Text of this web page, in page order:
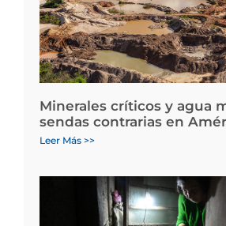
Minerales críticos y agua
sendas contrarias en
Leer Más >>